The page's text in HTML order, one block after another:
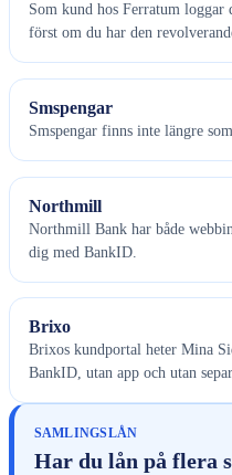
Som kund hos Ferratum
först om du har den
Smspengar
Smspengar finns inte längre
Northmill
Northmill Bank har både
dig med BankID.
Brixo
Brixos kundportal heter Mina
BankID, utan app och utan
SAMLINGSLÅN
Har du lån på flera